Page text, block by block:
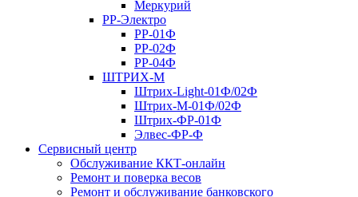
Меркурий
РР-Электро
РР-01Ф
РР-02Ф
РР-04Ф
ШТРИХ-М
Штрих-Light-01Ф/02Ф
Штрих-М-01Ф/02Ф
Штрих-ФР-01Ф
Элвес-ФР-Ф
Сервисный центр
Обслуживание ККТ-онлайн
Ремонт и поверка весов
Ремонт и обслуживание банковского